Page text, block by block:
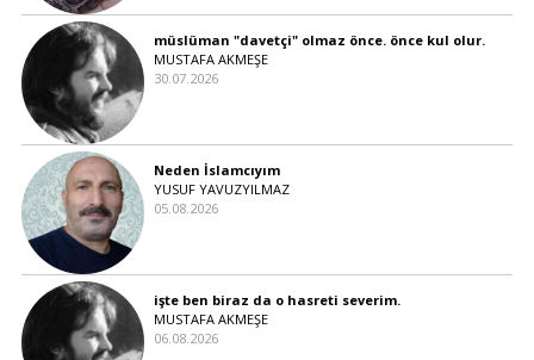
müslüman "davetçi" olmaz önce. önce kul olur.
MUSTAFA AKMEŞE
30.07.2026
Neden İslamcıyım
YUSUF YAVUZYILMAZ
05.08.2026
işte ben biraz da o hasreti severim.
MUSTAFA AKMEŞE
06.08.2026